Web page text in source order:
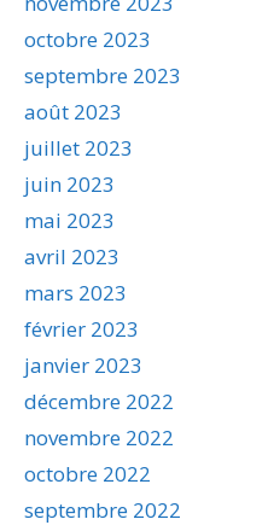
octobre 2023
septembre 2023
août 2023
juillet 2023
juin 2023
mai 2023
avril 2023
mars 2023
février 2023
janvier 2023
décembre 2022
novembre 2022
octobre 2022
septembre 2022